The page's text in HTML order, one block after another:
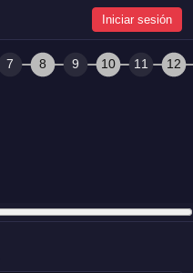
Iniciar sesión